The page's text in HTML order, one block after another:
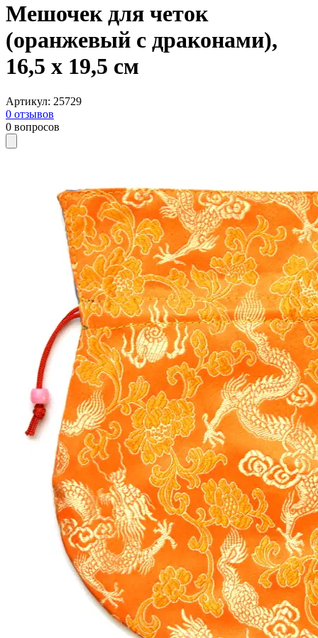
Мешочек для четок
(оранжевый с драконами),
16,5 x 19,5 см
Артикул: 25729
0 отзывов
0 вопросов